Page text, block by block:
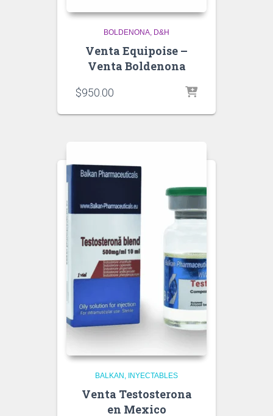
BOLDENONA D&H
Venta Equipoise –
Venta Boldenona
$950.00
BALKAN INYECTABLES
Venta Testosterona
en Mexico